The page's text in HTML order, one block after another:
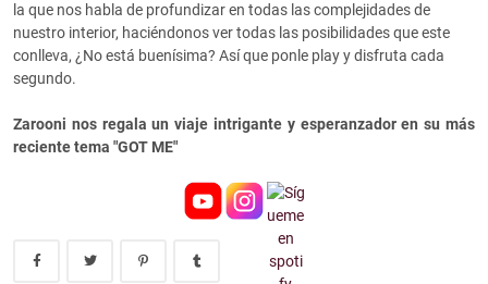
la que nos habla de profundizar en todas las complejidades de
nuestro interior, haciéndonos ver todas las posibilidades que este
conlleva, ¿No está buenísima? Así que ponle play y disfruta cada
segundo.
Zarooni nos regala un viaje intrigante y esperanzador en su más
reciente tema "GOT ME"